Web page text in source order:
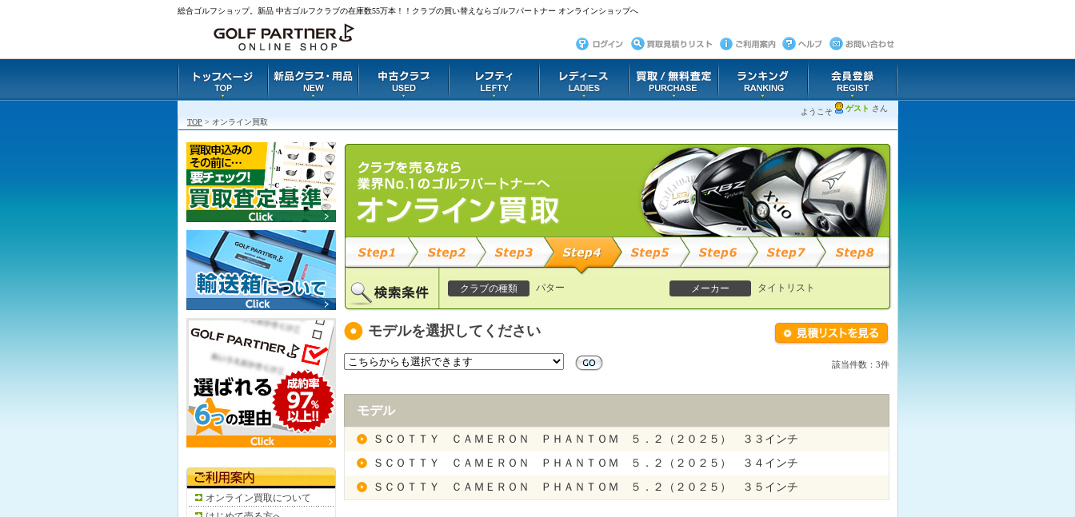
総合ゴルフショップ。新品 中古ゴルフクラブの在庫数55万本！！クラブの買い替えならゴルフパートナー オンラインショップへ
ゲスト さん
ようこそ
TOP > オンライン買取
クラブの種類 パター メーカー タイトリスト
モデルを選択してください
該当件数：3件
モデル
ＳＣＯＴＴＹ ＣＡＭＥＲＯＮ ＰＨＡＮＴＯＭ ５．２（２０２５） ３３インチ
ＳＣＯＴＴＹ ＣＡＭＥＲＯＮ ＰＨＡＮＴＯＭ ５．２（２０２５） ３４インチ
ＳＣＯＴＴＹ ＣＡＭＥＲＯＮ ＰＨＡＮＴＯＭ ５．２（２０２５） ３５インチ
オンライン買取について